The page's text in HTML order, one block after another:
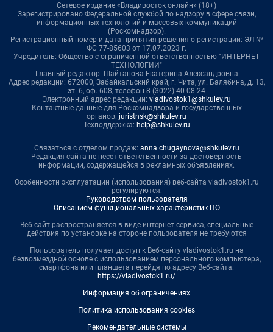
Сетевое издание «Владивосток онлайн» (18+)
Зарегистрировано Федеральной службой по надзору в сфере связи,
информационных технологий и массовых коммуникаций
(Роскомнадзор).
Регистрационный номер и дата принятия решения о регистрации: ЭЛ №
ФС 77-85603 от 17.07.2023 г.
Учредитель: Общество с ограниченной ответственностью "ИНТЕРНЕТ
ТЕХНОЛОГИИ"
Главный редактор: Шайтанова Екатерина Александровна
Адрес редакции: 672000, Забайкальский край, г. Чита, ул. Балябина, д. 13,
эт. 6, оф. 608, телефон 8 (3022) 40-08-24
Электронный адрес редакции: vladivostok1@shkulev.ru
Контактные данные для Роскомнадзора и государственных
органов: juristnsk@shkulev.ru
Техподдержка: help@shkulev.ru
Связаться с отделом продаж: anna.chugaynova@shkulev.ru
Редакция сайта не несет ответственности за достоверность
информации, содержащейся в рекламных объявлениях.
Особенности эксплуатации (использования) веб-сайта vladivostok1.ru
регулируются:
Руководством пользователя
Описанием функциональных характеристик ПО
Веб-сайт распространяется в виде интернет-сервиса, специальные
действия по установке на стороне пользователя не требуются
Пользователь получает доступ к Веб-сайту vladivostok1.ru на
безвозмездной основе с использованием персонального компьютера,
смартфона или планшета перейдя по адресу Веб-сайта:
https://vladivostok1.ru/
Информация об ограничениях
Политика использования cookies
Рекомендательные системы